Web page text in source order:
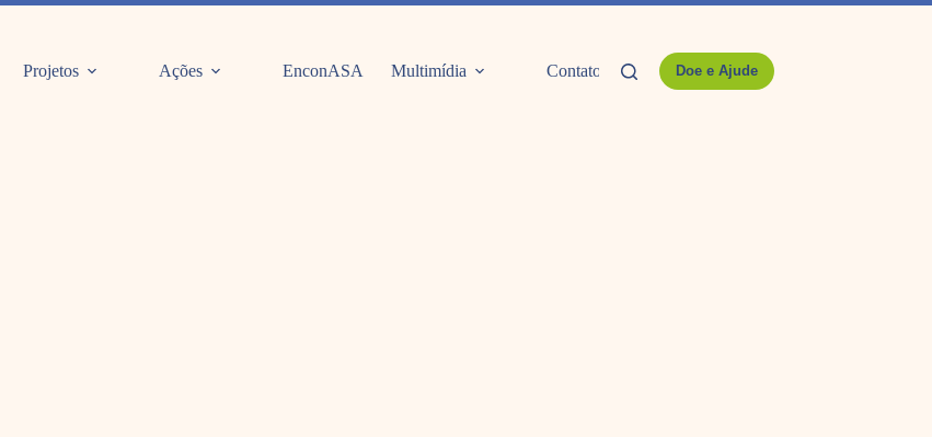
Projetos Ações EnconASA Multimídia Contato Doe e Ajude